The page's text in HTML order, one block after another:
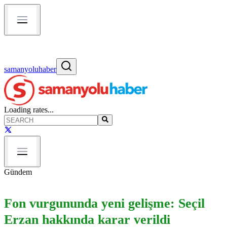
samanyoluhaber
Loading rates...
Gündem
Fon vurgununda yeni gelişme: Seçil
Erzan hakkında karar verildi